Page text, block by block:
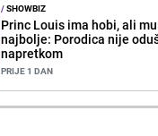
/SHOWBIZ
Princ Louis ima hobi, ali
najbolje: Porodica nije
napretkom
PRIJE 1 DAN